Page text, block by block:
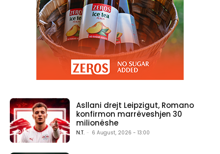
Asllani drejt Leipzigut, Romano
konfirmon marrëveshjen 30
milionëshe
N.T. - 6 August, 2026 - 13:00